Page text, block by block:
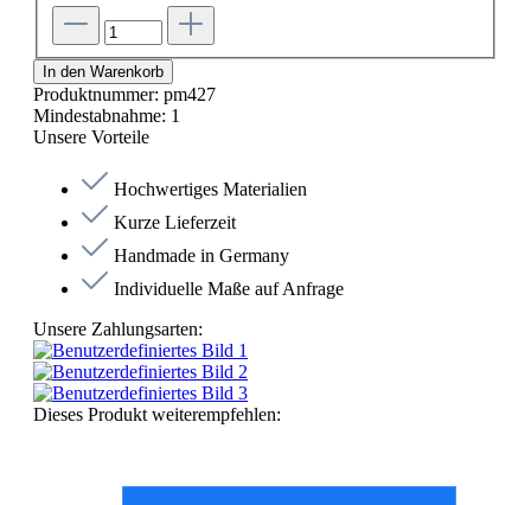
In den Warenkorb
Produktnummer: pm427
Mindestabnahme: 1
Unsere Vorteile
Hochwertiges Materialien
Kurze Lieferzeit
Handmade in Germany
Individuelle Maße auf Anfrage
Unsere Zahlungsarten:
Dieses Produkt weiterempfehlen: